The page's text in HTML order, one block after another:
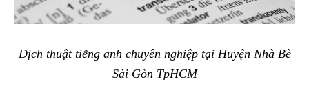
Dịch thuật tiếng anh chuyên nghiệp tại Huyện Nhà Bè
Sài Gòn TpHCM